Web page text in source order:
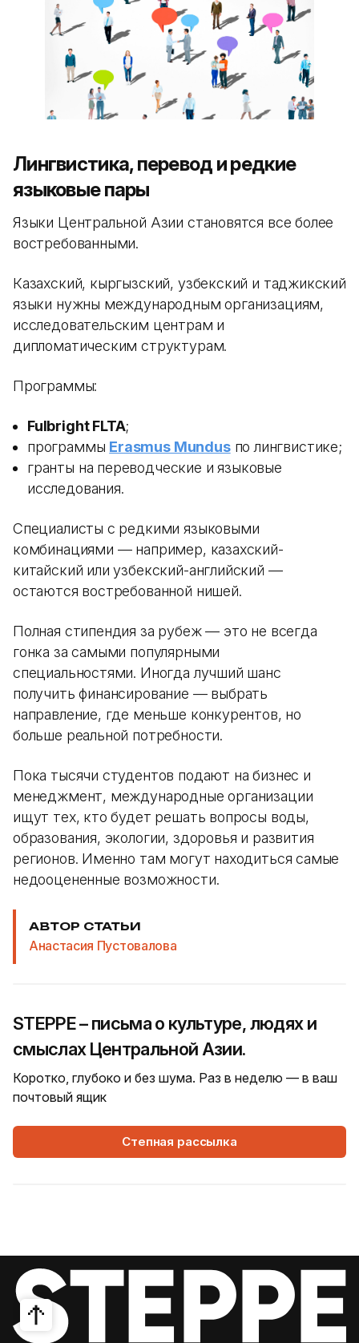
Лингвистика, перевод и редкие
языковые пары
Языки Центральной Азии становятся все более
востребованными.
Казахский, кыргызский, узбекский и таджикский
языки нужны международным организациям,
исследовательским центрам и
дипломатическим структурам.
Программы:
Fulbright FLTA;
программы Erasmus Mundusпо лингвистике;
гранты на переводческие и языковые
исследования.
Специалисты с редкими языковыми
комбинациями — например, казахский-
китайский или узбекский-английский —
остаются востребованной нишей.
Полная стипендия за рубеж — это не всегда
гонка за самыми популярными
специальностями. Иногда лучший шанс
получить финансирование — выбрать
направление, где меньше конкурентов, но
больше реальной потребности.
Пока тысячи студентов подают на бизнес и
менеджмент, международные организации
ищут тех, кто будет решать вопросы воды,
образования, экологии, здоровья и развития
регионов. Именно там могут находиться самые
недооцененные возможности.
АВТОР СТАТЬИ
Анастасия Пустовалова
STEPPE – письма о культуре, людях и
смыслах Центральной Азии.
Коротко, глубоко и без шума. Раз в неделю — в ваш
почтовый ящик
Степная рассылка